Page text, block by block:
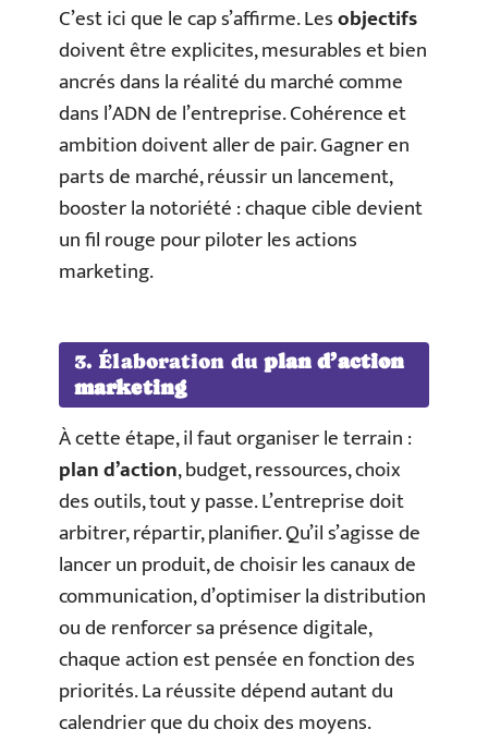
C’est ici que le cap s’affirme. Lesobjectifs
doivent être explicites, mesurables et bien
ancrés dans la réalité du marché comme
dans l’ADN de l’entreprise. Cohérence et
ambition doivent aller de pair. Gagner en
parts de marché, réussir un lancement,
booster la notoriété : chaque cible devient
un fil rouge pour piloter les actions
marketing.
3. Élaboration du plan d’action
marketing
À cette étape, il faut organiser le terrain :
plan d’action, budget, ressources, choix
des outils, tout y passe. L’entreprise doit
arbitrer, répartir, planifier. Qu’il s’agisse de
lancer un produit, de choisir les canaux de
communication, d’optimiser la distribution
ou de renforcer sa présence digitale,
chaque action est pensée en fonction des
priorités. La réussite dépend autant du
calendrier que du choix des moyens.